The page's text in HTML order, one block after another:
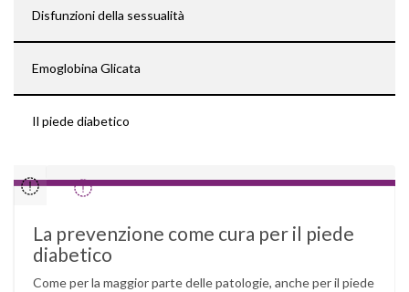
Disfunzioni della sessualità
Emoglobina Glicata
Il piede diabetico
La prevenzione come cura per il piede
diabetico
Come per la maggior parte delle patologie, anche per il piede